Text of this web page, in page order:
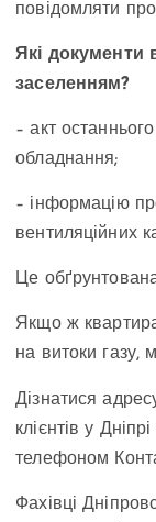
повідомляти
Які документи
заселенням?
– акт
обладнання;
– інформацію
вентиляційних
Це
Якщо ж
на витоки газу,
Дізнатися
клієнтів у
телефоном
Фахівці